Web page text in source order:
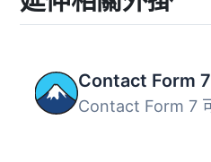
Contact Form 7